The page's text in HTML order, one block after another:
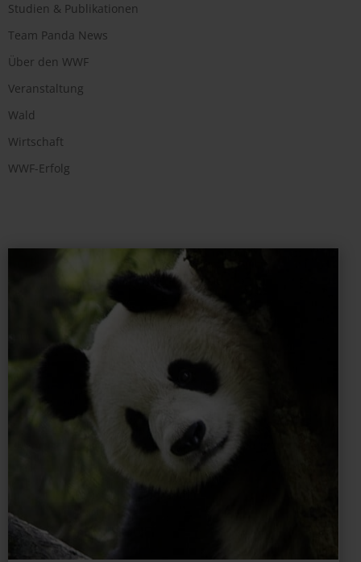
Studien & Publikationen
Team Panda News
Über den WWF
Veranstaltung
Wald
Wirtschaft
WWF-Erfolg